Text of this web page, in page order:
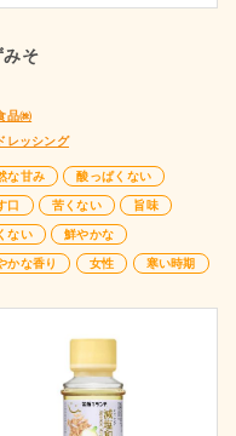
みそ
品㈱
レッシング
な甘み
酸っぱくない
口
苦くない
旨味
ない
鮮やかな
かな香り
女性 寒い時期